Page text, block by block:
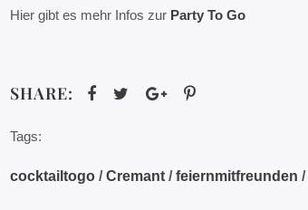
Hier gibt es mehr Infos zur Party To Go
SHARE:
Tags:
cocktailtogo/Cremant/feiernmitfreunden /